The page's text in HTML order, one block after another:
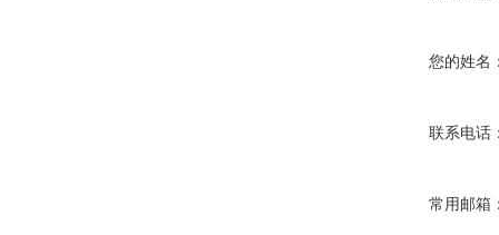
您的姓名
联系电话
常用邮箱